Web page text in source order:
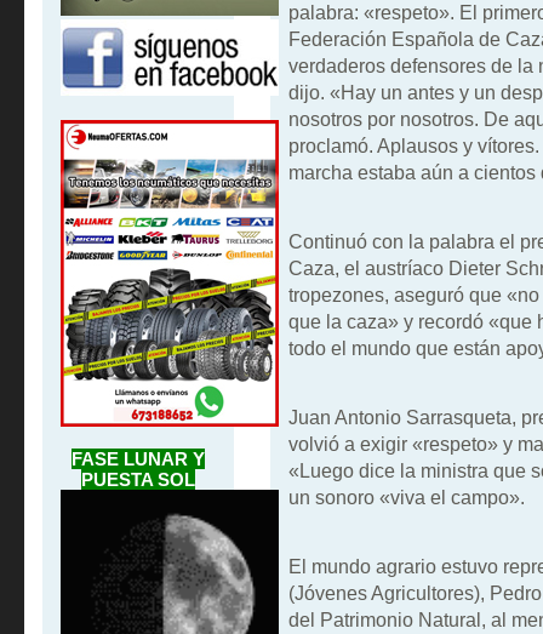
FASE LUNAR Y
PUESTA SOL
palabra: «respeto». El
Federación Española de
verdaderos defensores de la
dijo. «Hay un antes y un
nosotros por nosotros. De
proclamó. Aplausos y
marcha estaba aún a
Continuó con la palabra el
Caza, el austríaco Dieter
tropezones, aseguró que
que la caza» y recordó «que
todo el mundo que están
Juan Antonio Sarrasqueta,
volvió a exigir «respeto» y
«Luego dice la ministra que
un sonoro «viva el campo».
El mundo agrario estuvo
(Jóvenes Agricultores),
del Patrimonio Natural, al